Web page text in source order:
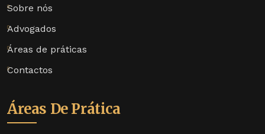
Sobre nós
Advogados
Áreas de práticas
Contactos
Áreas De Prática